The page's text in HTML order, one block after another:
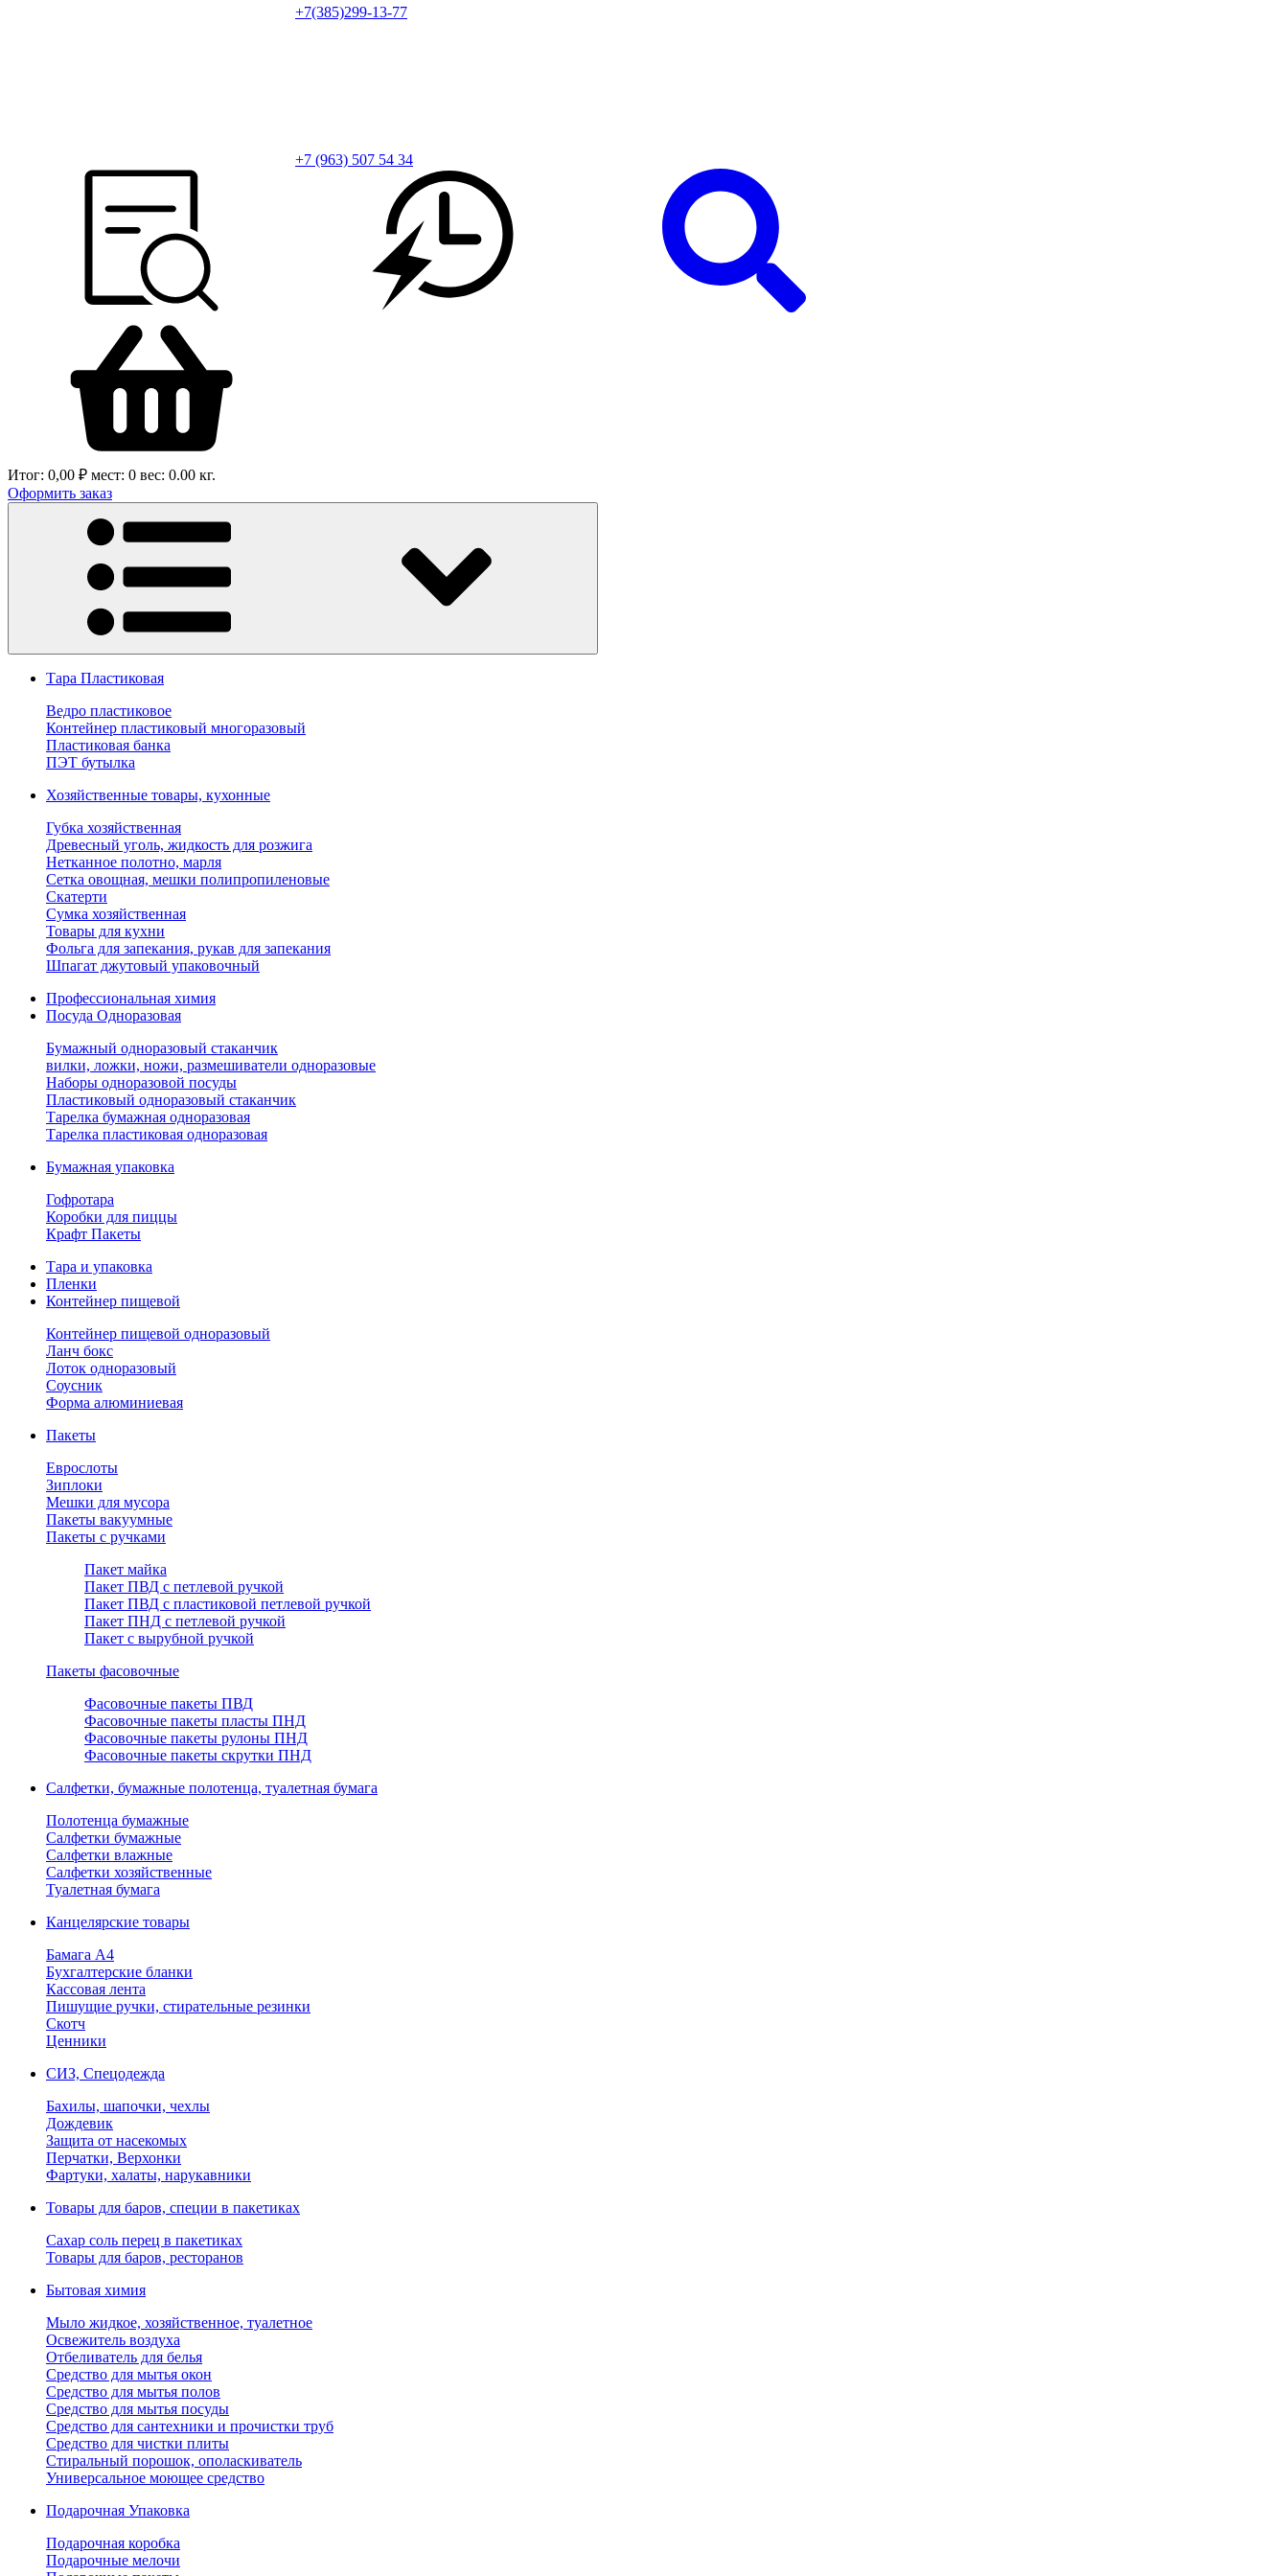
+7(385)299-13-77
+7 (963) 507 54 34
Итог: 0,00 ₽ мест: 0 вес: 0.00 кг.
Оформить заказ
Тара Пластиковая
Ведро пластиковое
Контейнер пластиковый многоразовый
Пластиковая банка
ПЭТ бутылка
Хозяйственные товары, кухонные
Губка хозяйственная
Древесный уголь, жидкость для розжига
Нетканное полотно, марля
Сетка овощная, мешки полипропиленовые
Скатерти
Сумка хозяйственная
Товары для кухни
Фольга для запекания, рукав для запекания
Шпагат джутовый упаковочный
Профессиональная химия
Посуда Одноразовая
Бумажный одноразовый стаканчик
вилки, ложки, ножи, размешиватели одноразовые
Наборы одноразовой посуды
Пластиковый одноразовый стаканчик
Тарелка бумажная одноразовая
Тарелка пластиковая одноразовая
Бумажная упаковка
Гофротара
Коробки для пиццы
Крафт Пакеты
Тара и упаковка
Пленки
Контейнер пищевой
Контейнер пищевой одноразовый
Ланч бокс
Лоток одноразовый
Соусник
Форма алюминиевая
Пакеты
Еврослоты
Зиплоки
Мешки для мусора
Пакеты вакуумные
Пакеты с ручками
Пакет майка
Пакет ПВД с петлевой ручкой
Пакет ПВД с пластиковой петлевой ручкой
Пакет ПНД с петлевой ручкой
Пакет с вырубной ручкой
Пакеты фасовочные
Фасовочные пакеты ПВД
Фасовочные пакеты пласты ПНД
Фасовочные пакеты рулоны ПНД
Фасовочные пакеты скрутки ПНД
Салфетки, бумажные полотенца, туалетная бумага
Полотенца бумажные
Салфетки бумажные
Салфетки влажные
Салфетки хозяйственные
Туалетная бумага
Канцелярские товары
Бамага А4
Бухгалтерские бланки
Кассовая лента
Пишущие ручки, стирательные резинки
Скотч
Ценники
СИЗ, Спецодежда
Бахилы, шапочки, чехлы
Дождевик
Защита от насекомых
Перчатки, Верхонки
Фартуки, халаты, нарукавники
Товары для баров, специи в пакетиках
Сахар соль перец в пакетиках
Товары для баров, ресторанов
Бытовая химия
Мыло жидкое, хозяйственное, туалетное
Освежитель воздуха
Отбеливатель для белья
Средство для мытья окон
Средство для мытья полов
Средство для мытья посуды
Средство для сантехники и прочистки труб
Средство для чистки плиты
Стиральный порошок, ополаскиватель
Универсальное моющее средство
Подарочная Упаковка
Подарочная коробка
Подарочные мелочи